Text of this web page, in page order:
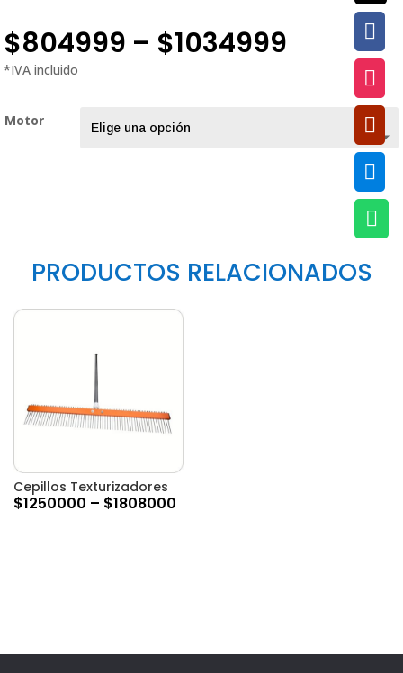





$804999 – $1034999
Motor
PRODUCTOS RELACIONADOS
Cepillos Texturizadores
$1250000 – $1808000